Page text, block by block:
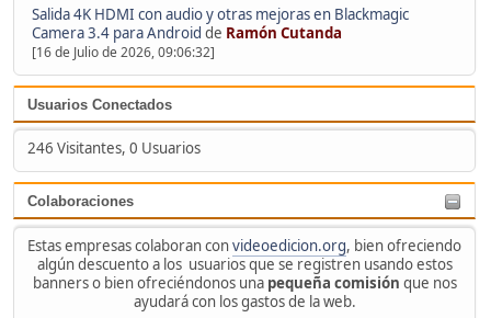
Salida 4K HDMI con audio y otras mejoras en Blackmagic
Camera 3.4 para Android de Ramón Cutanda
[16 de Julio de 2026, 09:06:32]
Usuarios Conectados
246 Visitantes, 0 Usuarios
Colaboraciones
Estas empresas colaboran convideoedicion.org, bien ofreciendo
algún descuento a los usuarios que se registren usando estos
banners o bien ofreciéndonos una pequeña comisión que nos
ayudará con los gastos de la web.